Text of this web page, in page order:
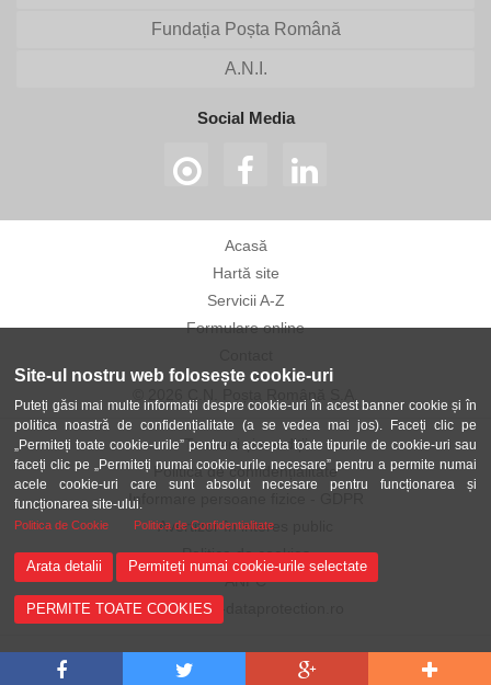
Site-ul nostru web folosește cookie-uri
Puteți găsi mai multe informații despre cookie-uri în acest banner cookie și în
politica noastră de confidențialitate (a se vedea mai jos). Faceți clic pe
„Permiteți toate cookie-urile” pentru a accepta toate tipurile de cookie-uri sau
faceți clic pe „Permiteți numai cookie-urile necesare” pentru a permite numai
acele cookie-uri care sunt absolut necesare pentru funcționarea și
funcționarea site-ului.
Politica de Cookie Politica de Confidentialitate
Arata detalii Permiteți numai cookie-urile selectate
PERMITE TOATE COOKIES
Fundația Poșta Română
A.N.I.
Social Media
Acasă
Hartă site
Servicii A-Z
Formulare online
Termeni și condiții
Politica de confidențialitate
Informare persoane fizice - GDPR
Avertizor în interes public
Politica de cookies
ANPC
ANSPDCP-dataprotection.ro